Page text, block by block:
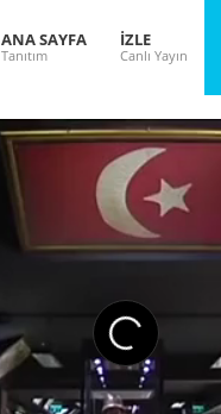
ANA SAYFA
Tanıtım
İZLE
Canlı Yayın